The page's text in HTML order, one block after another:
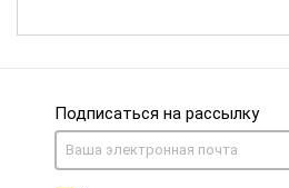
Подписаться на рассылку